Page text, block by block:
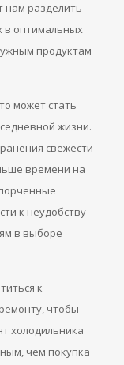
нам разделить
в оптимальных
продуктам
может стать
жизни.
свежести
времени на
к неудобству
в выборе
к
чтобы
холодильника
чем покупка